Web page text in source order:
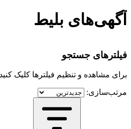
آگهی‌های بلیط
فیلترهای جستجو
برای مشاهده و تنظیم فیلترها کلیک کنید.
مرتب‌سازی: